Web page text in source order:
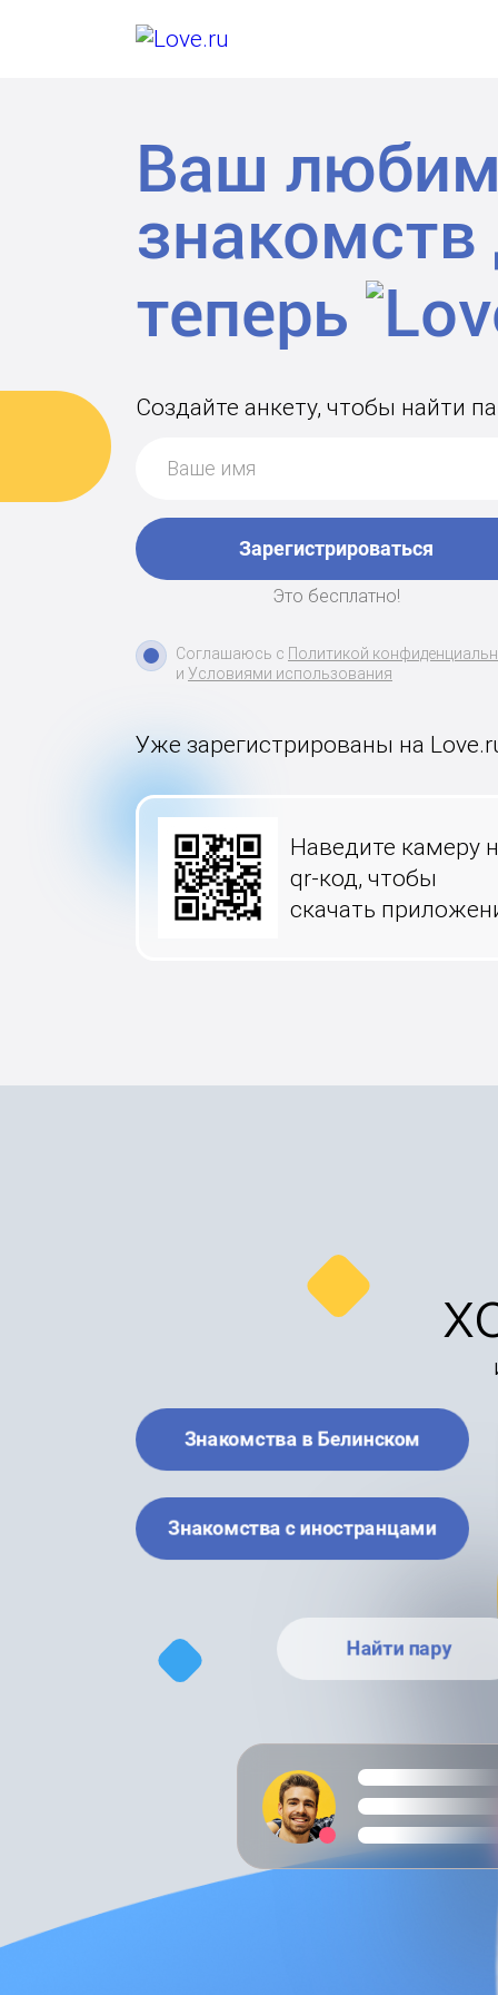
Ваш
знакомств
теперь
Создайте анкету, чтобы найти
Зарегистрироваться
Это бесплатно!
Соглашаюсь с Политикой
и Условиями использования
Уже зарегистрированы на
Наведите камеру
qr-код, чтобы
скачать
Знакомства в Белинском
Знакомства с иностранцами
Найти пару